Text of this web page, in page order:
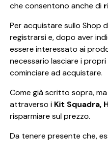
che consentono anche di
Per acquistare sullo Shop
registrarsi e, dopo aver
essere interessato ai
necessario lasciare i
cominciare ad acquistare.
Come già scritto sopra,
attraverso i Kit Squadra,
risparmiare sul prezzo.
Da tenere presente che,